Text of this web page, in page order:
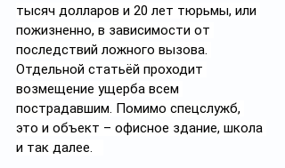
тысяч долларов и 20 лет тюрьмы, или
пожизненно, в зависимости от
последствий ложного вызова.
Отдельной статьёй проходит
возмещение ущерба всем
пострадавшим. Помимо спецслужб,
это и объект – офисное здание, школа
и так далее.